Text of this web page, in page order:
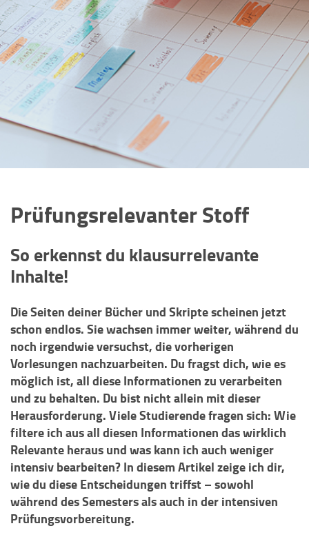
Prüfungsrelevanter Stoff
So erkennst du klausurrelevante
Inhalte!
Die Seiten deiner Bücher und Skripte scheinen jetzt
schon endlos. Sie wachsen immer weiter, während du
noch irgendwie versuchst, die vorherigen
Vorlesungen nachzuarbeiten. Du fragst dich, wie es
möglich ist, all diese Informationen zu verarbeiten
und zu behalten. Du bist nicht allein mit dieser
Herausforderung. Viele Studierende fragen sich: Wie
filtere ich aus all diesen Informationen das wirklich
Relevante heraus und was kann ich auch weniger
intensiv bearbeiten? In diesem Artikel zeige ich dir,
wie du diese Entscheidungen triffst – sowohl
während des Semesters als auch in der intensiven
Prüfungsvorbereitung.